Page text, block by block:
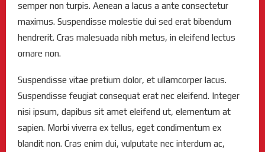
semper non turpis. Aenean a lacus a ante consectetur
maximus. Suspendisse molestie dui sed erat bibendum
hendrerit. Cras malesuada nibh metus, in eleifend lectus
ornare non.
Suspendisse vitae pretium dolor, et ullamcorper lacus.
Suspendisse feugiat consequat erat nec eleifend. Integer
nisi ipsum, dapibus sit amet eleifend ut, elementum at
sapien. Morbi viverra ex tellus, eget condimentum ex
blandit non. Cras enim dui, vulputate nec interdum ac,